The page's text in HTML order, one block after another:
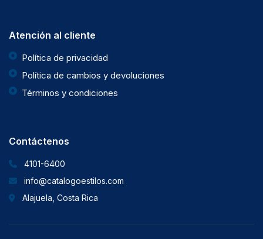
Atención al cliente
Política de privacidad
Política de cambios y devoluciones
Términos y condiciones
Contáctenos
4101-6400
info@catalogoestilos.com
Alajuela, Costa Rica